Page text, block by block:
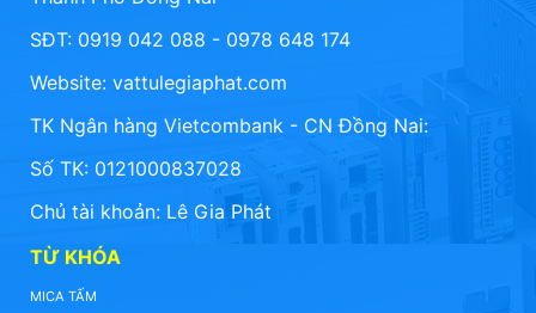
SĐT: 0919 042 088 - 0978 648 174
Website: vattulegiaphat.com
TK Ngân hàng Vietcombank - CN Đồng Nai:
Số TK: 0121000837028
Chủ tài khoản: Lê Gia Phát
TỪ KHÓA
MICA TẤM